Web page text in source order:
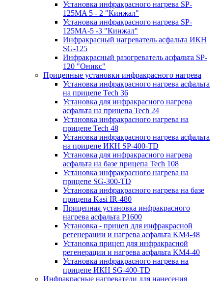
Установка инфракрасного нагрева SP-
125МA 5 - 2 "Кинжал"
Установка инфракрасного нагрева SP-
125МA-5 -3 "Кинжал"
Инфракрасный нагреватель асфальта ИКН
SG-125
Инфракрасный разогреватель асфальта SP-
120 "Оникс"
Прицепные установки инфракрасного нагрева
Установка инфракрасного нагрева асфальта
на прицепе Tech 36
Установка для инфракрасного нагрева
асфальта на прицепа Tech 24
Установка инфракрасного нагрева на
прицепе Tech 48
Установка инфракрасного нагрева асфальта
на прицепе ИКН SP-400-TD
Установка для инфракрасного нагрева
асфальта на базе прицепа Tech 108
Установка инфракрасного нагрева на
прицепе SG-300-TD
Установка инфракрасного нагрева на базе
прицепа Kasi IR-480
Прицепная установка инфракрасного
нагрева асфальта P1600
Установка - прицеп для инфракрасной
регенерации и нагрева асфальта KM4-48
Установка прицеп для инфракрасной
регенерации и нагрева асфальта KM4-40
Установка инфракрасного нагрева на
прицепе ИКН SG-400-TD
Инфракрасные нагреватели для нанесения